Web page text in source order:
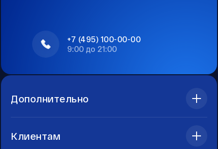
+7 (495) 100-00-00
9:00 до 21:00
Дополнительно
Клиентам